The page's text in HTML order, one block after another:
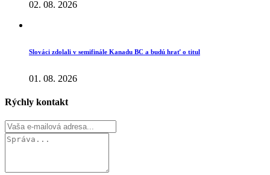
02. 08. 2026
Slováci zdolali v semifinále Kanadu BC a budú hrať o titul
01. 08. 2026
Rýchly kontakt